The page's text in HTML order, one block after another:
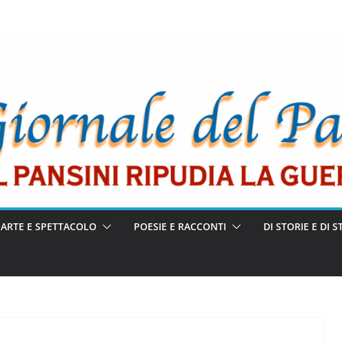
ARTE E SPETTACOLO POESIE E RACCONTI DI STORIE E DI